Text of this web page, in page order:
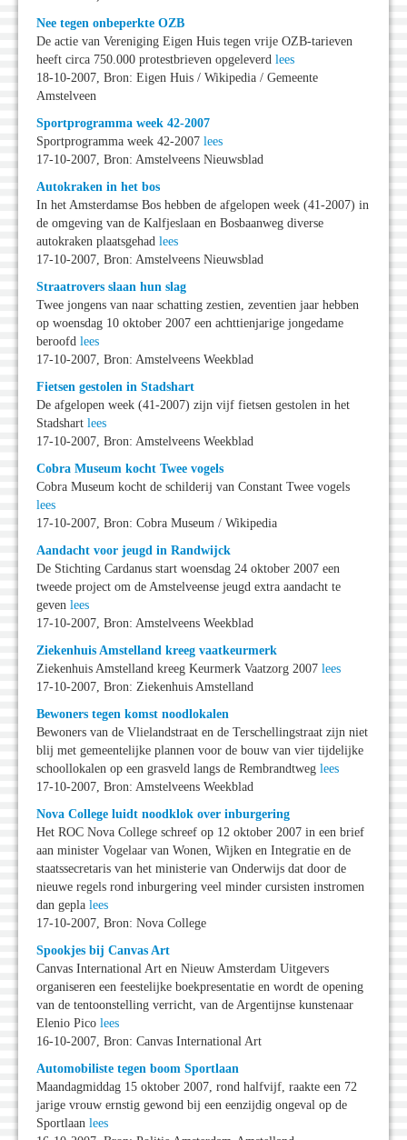
Nee tegen onbeperkte OZB
De actie van Vereniging Eigen Huis tegen vrije OZB-tarieven
heeft circa 750.000 protestbrieven opgeleverd lees
18-10-2007, Bron: Eigen Huis / Wikipedia / Gemeente
Amstelveen
Sportprogramma week 42-2007
Sportprogramma week 42-2007 lees
17-10-2007, Bron: Amstelveens Nieuwsblad
Autokraken in het bos
In het Amsterdamse Bos hebben de afgelopen week (41-2007) in
de omgeving van de Kalfjeslaan en Bosbaanweg diverse
autokraken plaatsgehad lees
17-10-2007, Bron: Amstelveens Nieuwsblad
Straatrovers slaan hun slag
Twee jongens van naar schatting zestien, zeventien jaar hebben
op woensdag 10 oktober 2007 een achttienjarige jongedame
beroofd lees
17-10-2007, Bron: Amstelveens Weekblad
Fietsen gestolen in Stadshart
De afgelopen week (41-2007) zijn vijf fietsen gestolen in het
Stadshart lees
17-10-2007, Bron: Amstelveens Weekblad
Cobra Museum kocht Twee vogels
Cobra Museum kocht de schilderij van Constant Twee vogels
lees
17-10-2007, Bron: Cobra Museum / Wikipedia
Aandacht voor jeugd in Randwijck
De Stichting Cardanus start woensdag 24 oktober 2007 een
tweede project om de Amstelveense jeugd extra aandacht te
geven lees
17-10-2007, Bron: Amstelveens Weekblad
Ziekenhuis Amstelland kreeg vaatkeurmerk
Ziekenhuis Amstelland kreeg Keurmerk Vaatzorg 2007 lees
17-10-2007, Bron: Ziekenhuis Amstelland
Bewoners tegen komst noodlokalen
Bewoners van de Vlielandstraat en de Terschellingstraat zijn niet
blij met gemeentelijke plannen voor de bouw van vier tijdelijke
schoollokalen op een grasveld langs de Rembrandtweg lees
17-10-2007, Bron: Amstelveens Weekblad
Nova College luidt noodklok over inburgering
Het ROC Nova College schreef op 12 oktober 2007 in een brief
aan minister Vogelaar van Wonen, Wijken en Integratie en de
staatssecretaris van het ministerie van Onderwijs dat door de
nieuwe regels rond inburgering veel minder cursisten instromen
dan gepla lees
17-10-2007, Bron: Nova College
Spookjes bij Canvas Art
Canvas International Art en Nieuw Amsterdam Uitgevers
organiseren een feestelijke boekpresentatie en wordt de opening
van de tentoonstelling verricht, van de Argentijnse kunstenaar
Elenio Pico lees
16-10-2007, Bron: Canvas International Art
Automobiliste tegen boom Sportlaan
Maandagmiddag 15 oktober 2007, rond halfvijf, raakte een 72
jarige vrouw ernstig gewond bij een eenzijdig ongeval op de
Sportlaan lees